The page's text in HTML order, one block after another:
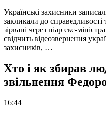
Українські захисники
закликали до
зірвані через піар екс-
свідчить відеозвернення
захисників, …
Хто і як збирав
звільнення
16:44